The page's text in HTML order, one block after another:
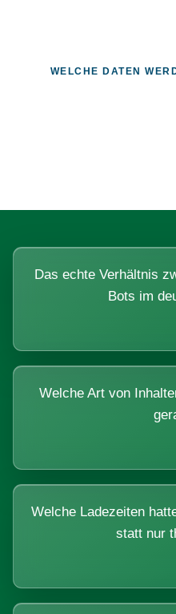
WELCHE DATEN
Das echte Verhältnis
Bots im
Welche Art von
Welche Ladezeiten
statt nur